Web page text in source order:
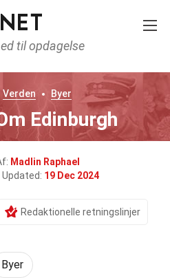
til opdagelse
Verden Byer
Edinburgh
Madlin Raphael
Updated: 19 Dec 2024
Redaktionelle retningslinjer
Byer